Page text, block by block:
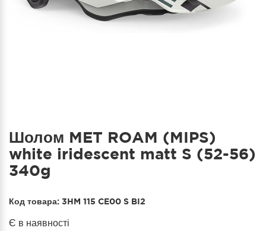
Шолом MET ROAM (MIPS)
white iridescent matt S (52-56)
340g
Код товара: 3HM 115 CE00 S BI2
Є в наявності